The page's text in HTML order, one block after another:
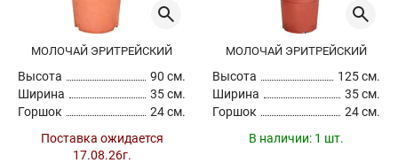
МОЛОЧАЙ ЭРИТРЕЙСКИЙ
Высота
90 см.
Ширина
35 см.
Горшок
24 см.
Поставка ожидается
17.08.26г.
МОЛОЧАЙ ЭРИТРЕЙСКИЙ
Высота
125 см.
Ширина
35 см.
Горшок
24 см.
В наличии: 1 шт.